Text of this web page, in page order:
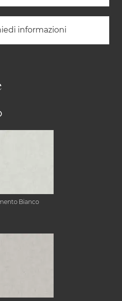
informazioni
Bianco